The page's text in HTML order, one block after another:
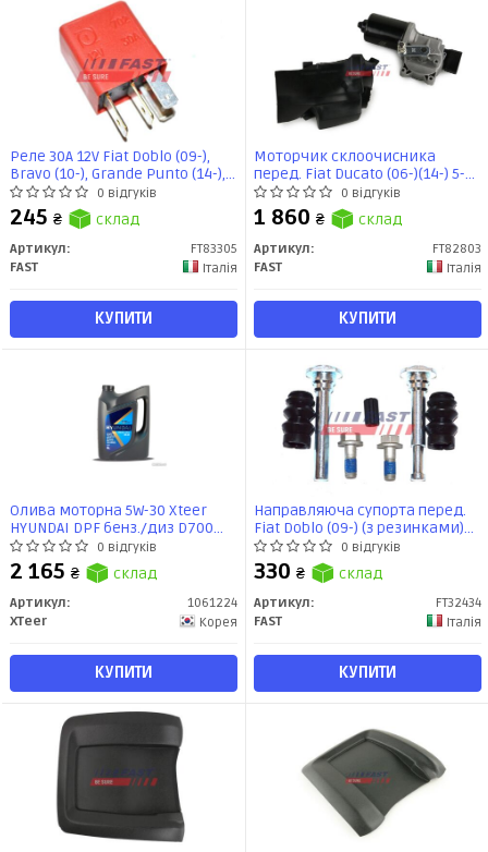
Реле 30A 12V Fiat Doblo (09-),
Bravo (10-), Grande Punto (14-),
500L (FT83305) Fast
0 відгуків
245 ₴ склад
Артикул:
FT83305
FAST
Італія
КУПИТИ
Моторчик склоочисника
перед. Fiat Ducato (06-)(14-) 5-
PIN (FT82803) Fast
0 відгуків
1 860 ₴ склад
Артикул:
FT82803
FAST
Італія
КУПИТИ
Олива моторна 5W-30 Xteer
HYUNDAI DPF бенз./диз D700
API SP, ACEA C2/C3, 6л, синт
0 відгуків
2 165 ₴ склад
Артикул:
1061224
XTeer
Корея
КУПИТИ
Направляюча супорта перед.
Fiat Doblo (09-) (з резинками)
12мм ATE (FT32434) Fast
0 відгуків
330 ₴ склад
Артикул:
FT32434
FAST
Італія
КУПИТИ